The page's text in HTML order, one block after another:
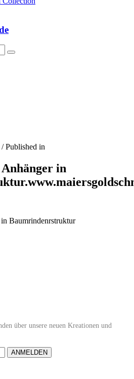
/Published in
in
Baumrindenrstruktur
über unsere neuen Kreationen und
ANMELDEN